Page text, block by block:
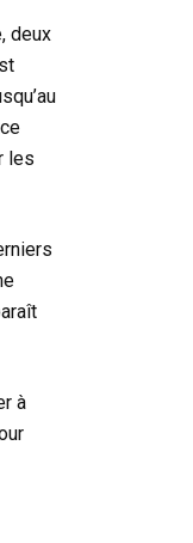
deux
les
à